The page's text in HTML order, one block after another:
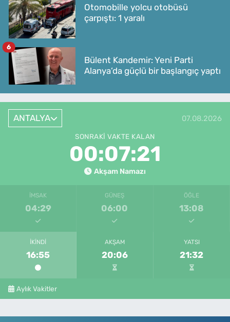
Otomobille yolcu otobüsü
çarpıştı: 1 yaralı
Bülent Kandemir: Yeni Parti
Alanya’da güçlü bir başlangıç yaptı
6
ANTALYA 07.08.2026
SONRAKI VAKTE KALAN
00:07:21
Akşam Namazı
İMSAK
04:29
GÜNEŞ
06:00
ÖĞLE
13:08
İKINDI
16:55
AKŞAM
20:06
YATSI
21:32
Aylık Vakitler